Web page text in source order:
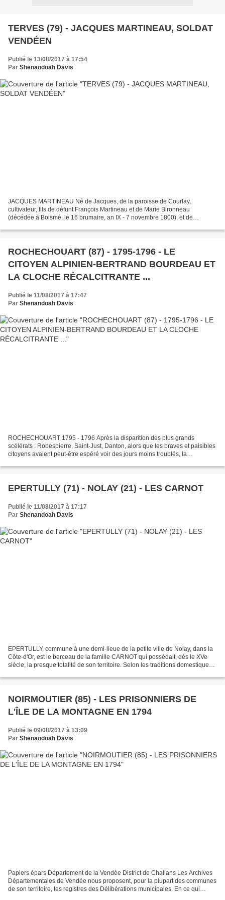
TERVES (79) - JACQUES MARTINEAU, SOLDAT
VENDÉEN
Publié le 13/08/2017 à 17:54
Par Shenandoah Davis
JACQUES MARTINEAU Né de Jacques, de la paroisse de Courlay,
cultivateur, fils de défunt François Martineau et de Marie Bironneau
(décédée à Boismé, le 16 brumaire, an IX - 7 novembre 1800), et de
ROCHECHOUART (87) - 1795-1796 - LE
CITOYEN ALPINIEN-BERTRAND BOURDEAU ET
LA CLOCHE RÉCALCITRANTE ...
Publié le 11/08/2017 à 17:47
Par Shenandoah Davis
ROCHECHOUART 1795 - 1796 Après la disparition des plus grands
scélérats : Robespierre, Saint-Just, Danton, alors que les braves et paisibles
citoyens avaient peut-être espéré voir des jours moins troublés, la
EPERTULLY (71) - NOLAY (21) - LES CARNOT
Publié le 11/08/2017 à 17:17
Par Shenandoah Davis
EPERTULLY, commune à une demi-lieue de la petite ville de Nolay, dans la
Côte-d'Or, est le berceau de la famille CARNOT qui possédait, dès le XVe
siècle, la presque totalité de son territoire. Selon les traditions domestiques
NOIRMOUTIER (85) - LES PRISONNIERS DE
L'ÎLE DE LA MONTAGNE EN 1794
Publié le 09/08/2017 à 13:09
Par Shenandoah Davis
Papiers épars Département de la Vendée District de Challans Les Archives
Départementales de Vendée nous proposent, pour la plupart des communes
de son territoire, les registres des Délibérations municipales. En ce qui